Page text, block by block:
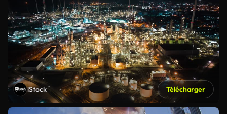
iStock Télécharger